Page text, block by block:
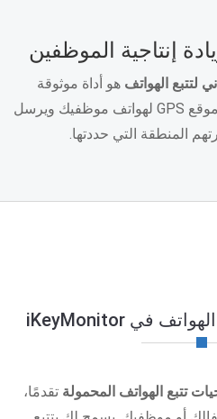
إنتاجية الموظفين
لتتبع الهواتف هو أداة موثوقة
لمراقبة الموظفين. يقوم بتتبع موقع GPS لهواتف موظفيك ويرسل
المنطقة التي حددتها.
تتبع الهواتف المحمولة تقدمًا،